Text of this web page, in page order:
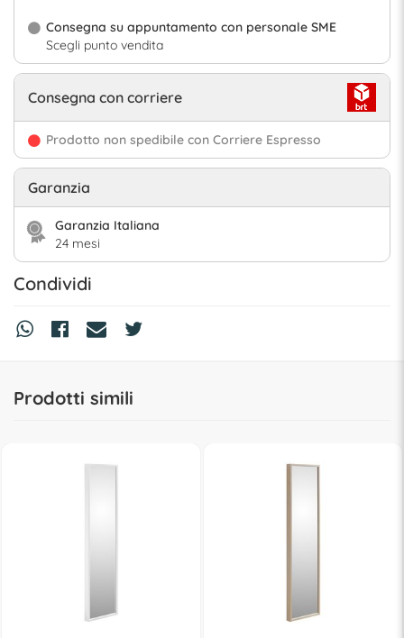
Consegna su appuntamento con personale SME
Scegli punto vendita
Consegna con corriere
Prodotto non spedibile con Corriere Espresso
Garanzia
Garanzia Italiana
24 mesi
Condividi
Prodotti simili